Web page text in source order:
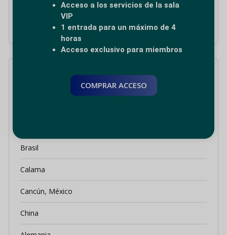
Categorías
Brasil
Calama
Cancún, México
China
Acceso a los servicios de la sala
VIP
1 entrada para un máximo de 4
horas
Acceso exclusivo para miembros
COMPRAR ACCESO